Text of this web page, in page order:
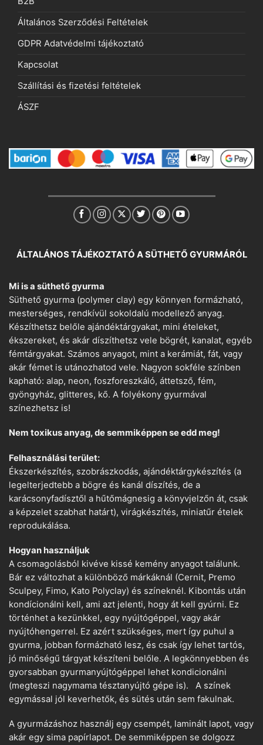
Általános Szerződési Feltételek
GDPR Adatvédelmi tájékoztató
Kapcsolat
Szállítási és fizetési feltételek
ÁSZF
ÁLTALÁNOS TÁJÉKOZTATÓ A SÜTHETŐ GYURMÁRÓL
Mi is a süthető gyurma
Süthető gyurma (polymer clay) egy könnyen formázható,
mesterséges, rendkívül sokoldalú modellező anyag.
Készíthetsz belőle ajándéktárgyakat, mini ételeket,
ékszereket, és akár díszíthetsz vele bögrét, kanalat, egyéb
fémtárgyakat. Számos anyagot, mint a kerámiát, fát, vagy
akár fémet is utánozhatod vele. Nagyon sokféle színben
kapható: alap, neon, foszforeszkáló, áttetsző, fém,
gyöngyház, glitteres, kő. A folyékony gyurmával
színezhetsz is!
Nem toxikus anyag, de semmiképpen se edd meg!
Felhasználási terület:
Ékszerkészítés, szobrászkodás, ajándéktárgykészítés (a
legelterjedtebb a bögre és kanál díszítés, de a
karácsonyfadísztől a hűtőmágnesig a könyvjelzőn át, csak
a képzelet szabhat határt), virágkészítés, miniatűr ételek
reprodukálása.
Hogyan használjuk
A csomagolásból kivéve kissé kemény anyagot találunk.
Bár ez változhat a különböző márkáknál (Cernit, Premo
Sculpey, Fimo, Kato Polyclay) és színeknél. Kibontás után
kondícionálni kell, ami azt jelenti, hogy át kell gyúrni. Ez
történhet a kezünkkel, egy nyújtógéppel, vagy akár
nyújtóhengerrel. Ez azért szükséges, mert így puhul a
gyurma, jobban formázható lesz, és csak így lehet tartós,
jó minőségű tárgyat készíteni belőle. A legkönnyebben és
gyorsabban gyurmanyújtógéppel lehet kondicionálni
(megteszi nagymama tésztanyújtó gépe is). A színek
egymással jól keverhetők, és sütés után sem fakulnak.
A gyurmázáshoz használj egy csempét, laminált lapot, vagy
akár egy sima papírlapot. De semmiképpen se dolgozz